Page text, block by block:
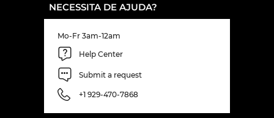
NECESSITA DE AJUDA?
Mo-Fr 3am-12am
Help Center
Submit a request
+1 929-470-7868